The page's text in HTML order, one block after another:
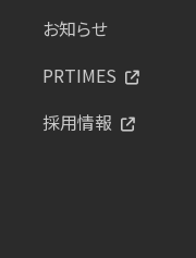
お知らせ
PRTIMES
採用情報